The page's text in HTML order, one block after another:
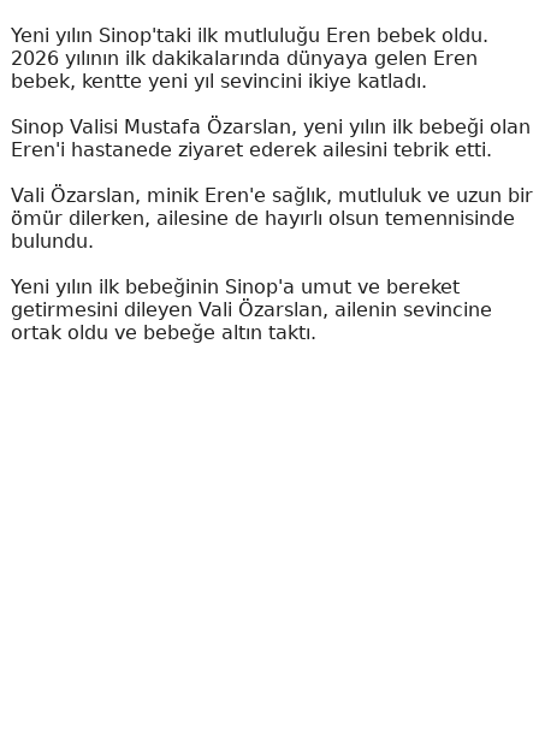
Yeni yılın Sinop'taki ilk mutluluğu Eren bebek oldu.
2026 yılının ilk dakikalarında dünyaya gelen Eren
bebek, kentte yeni yıl sevincini ikiye katladı.
Sinop Valisi Mustafa Özarslan, yeni yılın ilk bebeği olan
Eren'i hastanede ziyaret ederek ailesini tebrik etti.
Vali Özarslan, minik Eren'e sağlık, mutluluk ve uzun bir
ömür dilerken, ailesine de hayırlı olsun temennisinde
bulundu.
Yeni yılın ilk bebeğinin Sinop'a umut ve bereket
getirmesini dileyen Vali Özarslan, ailenin sevincine
ortak oldu ve bebeğe altın taktı.